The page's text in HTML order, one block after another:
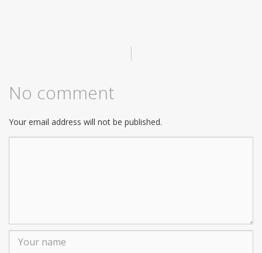
|
No comment
Your email address will not be published.